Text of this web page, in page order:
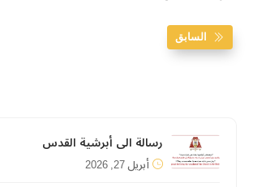
السابق
رسالة الى أبرشية القدس
أبريل 27, 2026